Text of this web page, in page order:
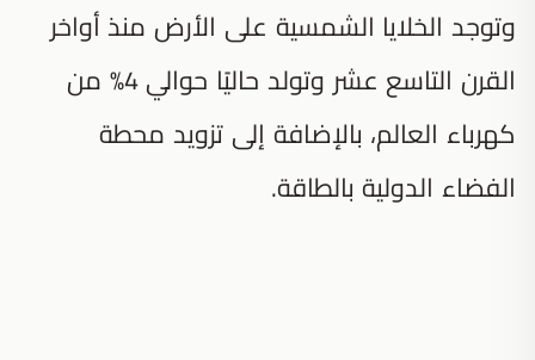
وتوجد الخلايا الشمسية على الأرض منذ أواخر
القرن التاسع عشر وتولد حاليًا حوالي 4% من
كهرباء العالم، بالإضافة إلى تزويد محطة
الفضاء الدولية بالطاقة.